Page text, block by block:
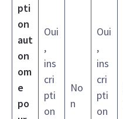
pti
on
aut
on
om
e
po
Oui
,
ins
cri
pti
on
No
n
Oui
,
ins
cri
pti
on